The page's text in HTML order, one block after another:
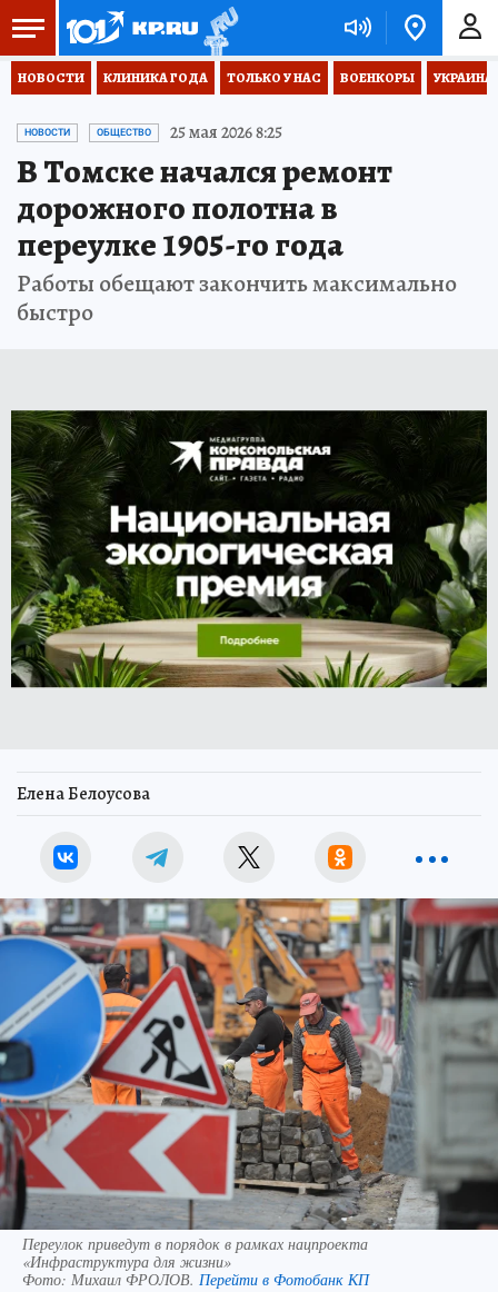
НОВОСТИ КЛИНИКА ГОДА ТОЛЬКО У НАС ВОЕНКОРЫ
НОВОСТИ ОБЩЕСТВО 25 мая 2026 8:25
В Томске начался ремонт
дорожного полотна в
переулке 1905-го года
Работы обещают закончить максимально
быстро
Елена Белоусова
Переулок приведут в порядок в рамках нацпроекта
«Инфраструктура для жизни»
Фото: Михаил ФРОЛОВ. Перейти в Фотобанк КП